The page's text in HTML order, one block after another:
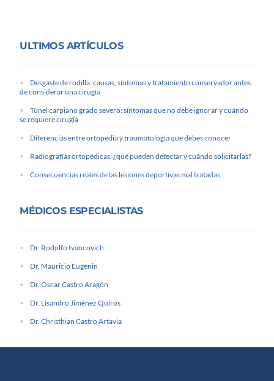
ULTIMOS ARTÍCULOS
Desgaste de rodilla: causas, síntomas y tratamiento conservador antes
de considerar una cirugía
Túnel carpiano grado severo: síntomas que no debe ignorar y cuándo
se requiere cirugía
Diferencias entre ortopedia y traumatología que debes conocer
Radiografías ortopédicas: ¿qué pueden detectar y cuándo solicitarlas?
Consecuencias reales de las lesiones deportivas mal tratadas
MÉDICOS ESPECIALISTAS
Dr. Rodolfo Ivancovich
Dr. Mauricio Eugenin
Dr. Oscar Castro Aragón
Dr. Lisandro Jiménez Quirós
Dr. Christhian Castro Artavia